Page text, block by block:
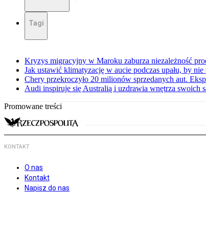
Tagi
Kryzys migracyjny w Maroku zaburza niezależność
Jak ustawić klimatyzację w aucie podczas upału, by
Chery przekroczyło 20 milionów sprzedanych aut.
Audi inspiruje się Australią i uzdrawia wnętrza swoich
Promowane treści
KONTAKT
O nas
Kontakt
Napisz do nas